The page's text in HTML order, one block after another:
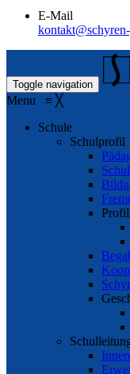
E-Mail
Toggle navigation
Menu ≡ ╳
Schule
Schulprofil